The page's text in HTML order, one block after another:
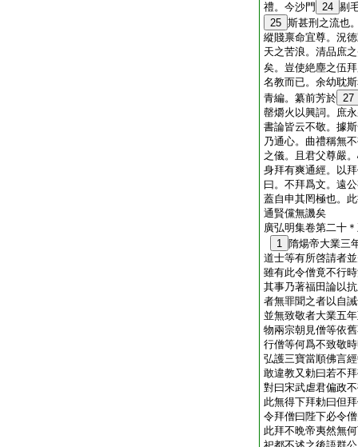
禮。今沙門
24 剔
25 斯甚刑之流也
縱賤禀命宜尊。況
天之苦浪。清品庶
矣。豈使絶塵之伍
名教而已。余幼耽
青編。纂前芳於 27
罄爝火以興詞。庶
書論皆云不敬。據
乃通心。曲禮稱無
之儀。且君父尊嚴
身拜有爽通經。以
曰。不拜爲文。遠
蓋自申其罔極也。
通賢儻無譏矣
廣弘明集卷第二十
1 隋煬帝大業三
道士等有所啓請者
雖有此令僧竟不行
其事乃著福田論以
者無罪聞之者以自
並無致敬者大業五
物兩宗朝見僧等依
行僧等何爲不致敬
弘護三寶當順佛言
敢違教又勅曰若不
對曰宋武虐君偏政
此無得下拜勅曰但
令拜僧曰陛下必令
此拜不晩帝夷然無